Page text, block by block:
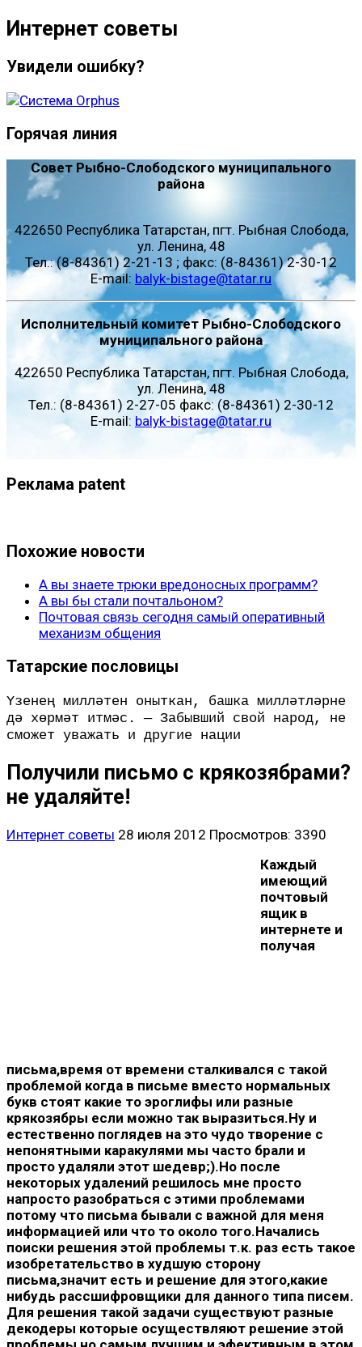
Интернет советы
Увидели ошибку?
Горячая линия
Совет Рыбно-Слободского муниципального
района
422650 Республика Татарстан, пгт. Рыбная Слобода,
ул. Ленина, 48
Тел.: (8-84361) 2-21-13 ; факс: (8-84361) 2-30-12
E-mail: balyk-bistage@tatar.ru
Исполнительный комитет Рыбно-Слободского
муниципального района
422650 Республика Татарстан, пгт. Рыбная Слобода,
ул. Ленина, 48
Тел.: (8-84361) 2-27-05 факс: (8-84361) 2-30-12
E-mail: balyk-bistage@tatar.ru
Реклама patent
Похожие новости
А вы знаете трюки вредоносных программ?
А вы бы стали почтальоном?
Почтовая связь сегодня самый оперативный
механизм общения
Татарские пословицы
Үзенең милләтен оныткан, башка милләтләрне
дә хөрмәт итмәс. — Забывший свой народ, не
сможет уважать и другие нации
Получили письмо с крякозябрами?
не удаляйте!
Интернет советы 28 июля 2012 Просмотров: 3390
Каждый
имеющий
почтовый
ящик в
интернете и
получая
письма,время от времени сталкивался с такой
проблемой когда в письме вместо нормальных
букв стоят какие то эроглифы или разные
крякозябры если можно так выразиться.Ну и
естественно поглядев на это чудо творение с
непонятными каракулями мы часто брали и
просто удаляли этот шедевр;).Но после
некоторых удалений решилось мне просто
напросто разобраться с этими проблемами
потому что письма бывали с важной для меня
информацией или что то около того.Начались
поиски решения этой проблемы т.к. раз есть такое
изобретательство в худшую сторону
письма,значит есть и решение для этого,какие
нибудь рассшифровщики для данного типа писем.
Для решения такой задачи существуют разные
декодеры которые осуществляют решение этой